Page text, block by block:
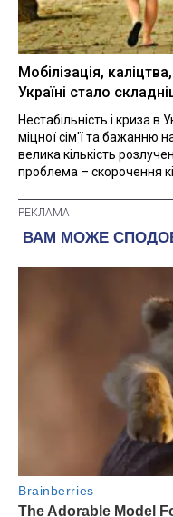
Мобілізація,
Україні стало
Нестабільність і криза
міцної сім'ї та бажанню
велика кількість
проблема – скорочення